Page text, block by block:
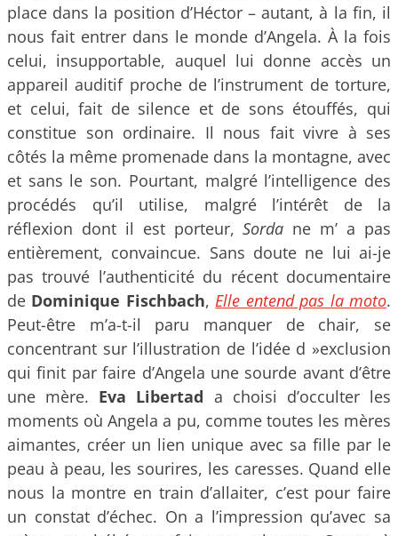
place dans la position d’Héctor – autant, à la fin, il
nous fait entrer dans le monde d’Angela. À la fois
celui, insupportable, auquel lui donne accès un
appareil auditif proche de l’instrument de torture,
et celui, fait de silence et de sons étouffés, qui
constitue son ordinaire. Il nous fait vivre à ses
côtés la même promenade dans la montagne, avec
et sans le son. Pourtant, malgré l’intelligence des
procédés qu’il utilise, malgré l’intérêt de la
réflexion dont il est porteur,Sorda ne m’ a pas
entièrement, convaincue. Sans doute ne lui ai-je
pas trouvé l’authenticité du récent documentaire
de Dominique Fischbach, Elle entend pas la moto.
Peut-être m’a-t-il paru manquer de chair, se
concentrant sur l’illustration de l’idée d »exclusion
qui finit par faire d’Angela une sourde avant d’être
une mère. Eva Libertad a choisi d’occulter les
moments où Angela a pu, comme toutes les mères
aimantes, créer un lien unique avec sa fille par le
peau à peau, les sourires, les caresses. Quand elle
nous la montre en train d’allaiter, c’est pour faire
un constat d’échec. On a l’impression qu’avec sa